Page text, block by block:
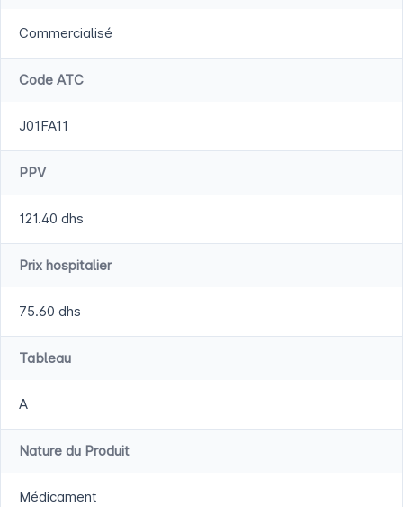
Commercialisé
Code ATC
J01FA11
PPV
121.40 dhs
Prix hospitalier
75.60 dhs
Tableau
A
Nature du Produit
Médicament